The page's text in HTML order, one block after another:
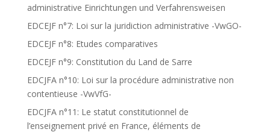
administrative Einrichtungen und Verfahrensweisen
EDCEJF n°7: Loi sur la juridiction administrative -VwGO-
EDCEJF n°8: Etudes comparatives
EDCEJF n°9: Constitution du Land de Sarre
EDCJFA n°10: Loi sur la procédure administrative non
contentieuse -VwVfG-
EDCJFA n°11: Le statut constitutionnel de
l’enseignement privé en France, éléments de